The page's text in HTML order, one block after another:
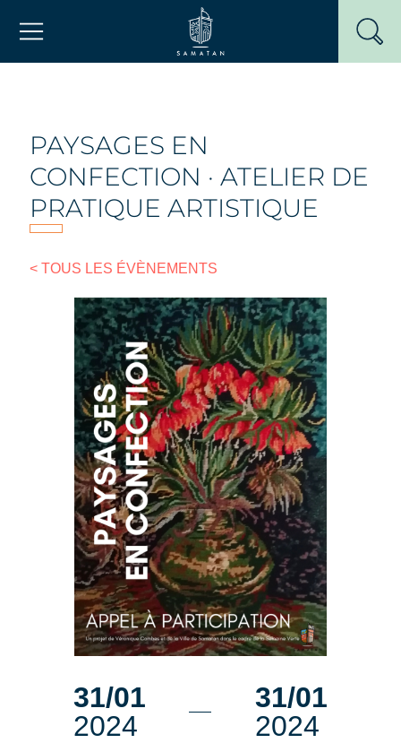
Mairie de Samatan
PAYSAGES EN
CONFECTION · ATELIER DE
PRATIQUE ARTISTIQUE
< TOUS LES ÉVÈNEMENTS
31/01
2024
31/01
2024